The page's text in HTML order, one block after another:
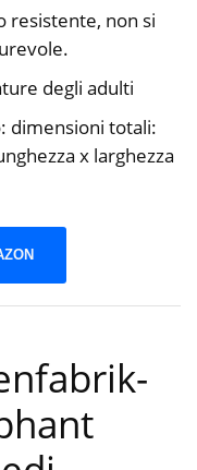
resistente, non si
degli adulti
dimensioni totali:
x larghezza